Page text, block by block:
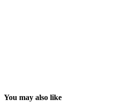
You may also like